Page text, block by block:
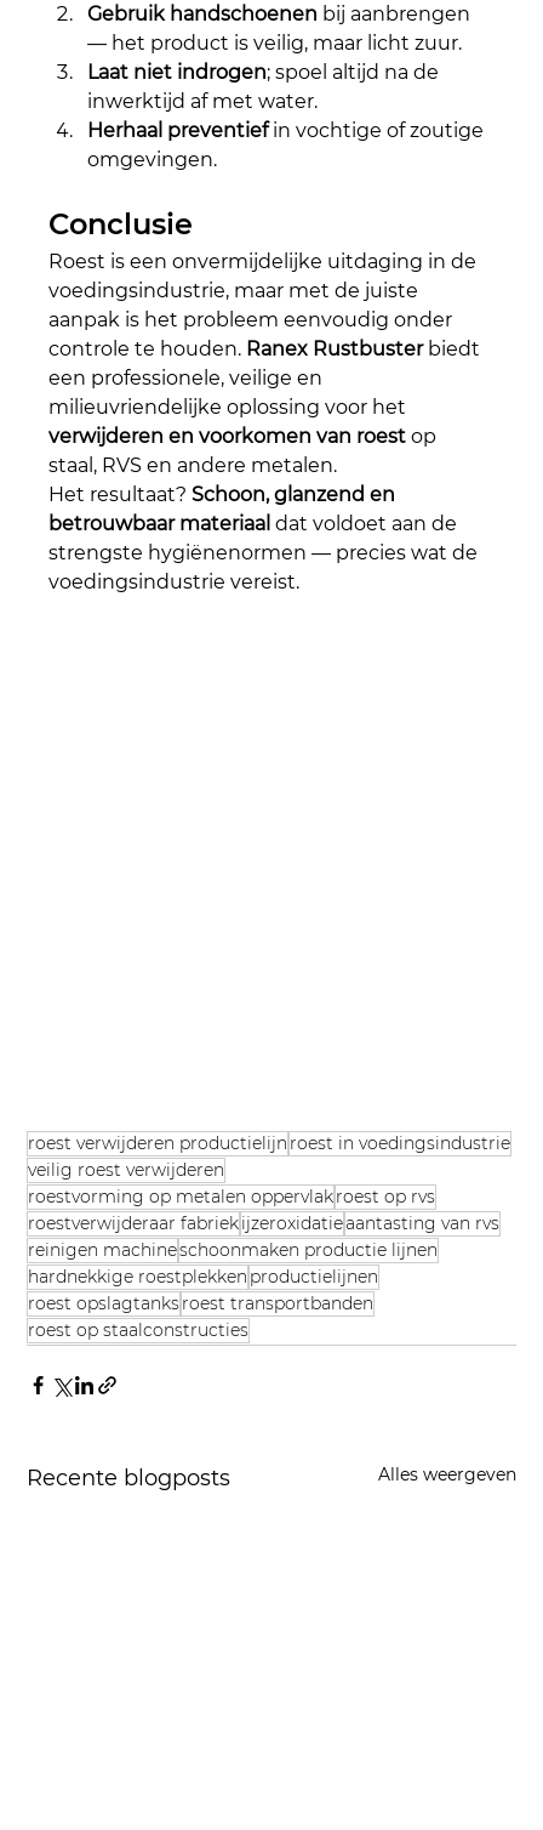
Gebruik handschoenen bij aanbrengen
— het product is veilig, maar licht zuur.
Laat niet indrogen; spoel altijd na de
inwerktijd af met water.
Herhaal preventief in vochtige of zoutige
omgevingen.
Conclusie
Roest is een onvermijdelijke uitdaging in de
voedingsindustrie, maar met de juiste
aanpak is het probleem eenvoudig onder
controle te houden. Ranex Rustbuster biedt
een professionele, veilige en
milieuvriendelijke oplossing voor het
verwijderen en voorkomen van roest op
staal, RVS en andere metalen.
Het resultaat? Schoon, glanzend en
betrouwbaar materiaal dat voldoet aan de
strengste hygiënenormen — precies wat de
voedingsindustrie vereist.
roest verwijderen productielijn roest in voedingsindustrie
veilig roest verwijderen
roestvorming op metalen oppervlakroest op rvs
roestverwijderaar fabriekijzeroxidatieaantasting van rvs
reinigen machineschoonmaken productie lijnen
hardnekkige roestplekken productielijnen
roest opslagtanksroest transportbanden
roest op staalconstructies
Recente blogposts Alles weergeven